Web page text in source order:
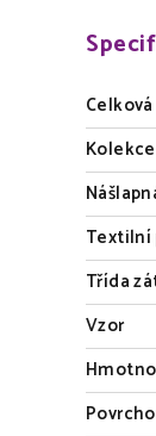
Kolekce
Textilní
Třída
Vzor